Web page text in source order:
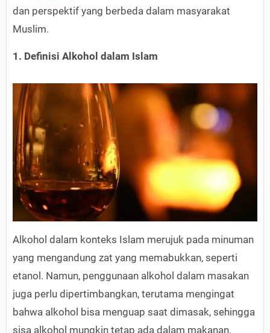
dan perspektif yang berbeda dalam masyarakat
Muslim.
1. Definisi Alkohol dalam Islam
Alkohol dalam konteks Islam merujuk pada minuman
yang mengandung zat yang memabukkan, seperti
etanol. Namun, penggunaan alkohol dalam masakan
juga perlu dipertimbangkan, terutama mengingat
bahwa alkohol bisa menguap saat dimasak, sehingga
sisa alkohol mungkin tetap ada dalam makanan.